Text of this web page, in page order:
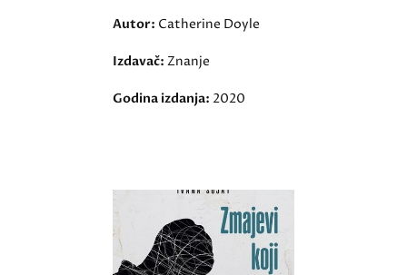
Autor: Catherine Doyle
Izdavač: Znanje
Godina izdanja: 2020